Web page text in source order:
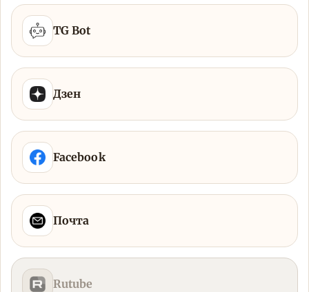
TG Bot
Дзен
Facebook
Почта
Rutube